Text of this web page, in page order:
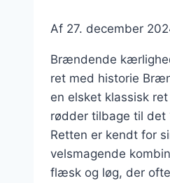
Af 27. december
Brændende
ret med historie
en elsket klassisk
rødder tilbage til det
Retten er kendt for
velsmagende
flæsk og løg, der